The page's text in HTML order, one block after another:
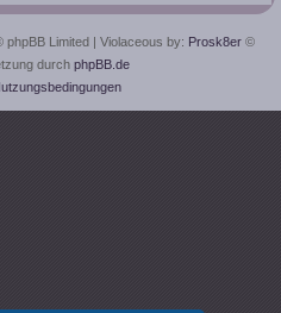
Limited | Violaceous by: Prosk8er ©
durch phpBB.de